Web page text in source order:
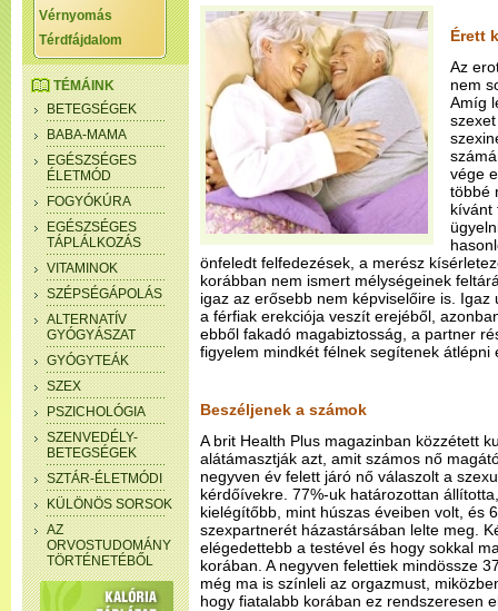
Vérnyomás
Térdfájdalom
TÉMÁINK
BETEGSÉGEK
BABA-MAMA
EGÉSZSÉGES
ÉLETMÓD
FOGYÓKÚRA
EGÉSZSÉGES
TÁPLÁLKOZÁS
VITAMINOK
SZÉPSÉGÁPOLÁS
ALTERNATÍV
GYÓGYÁSZAT
GYÓGYTEÁK
SZEX
PSZICHOLÓGIA
SZENVEDÉLY-
BETEGSÉGEK
SZTÁR-ÉLETMÓDI
KÜLÖNÖS SORSOK
AZ
ORVOSTUDOMÁNY
TÖRTÉNETÉBŐL
Érett
Az
nem
Amíg
vége
többé
kívánt
önfeledt felfedezések, a merész
korábban nem ismert mélységeinek
igaz az erősebb nem képviselőire is.
a férfiak erekciója veszít erejéből,
ebből fakadó magabiztosság, a partner
figyelem mindkét félnek segítenek átlépni
Beszéljenek a számok
A brit Health Plus magazinban közzétett
alátámasztják azt, amit számos nő
negyven év felett járó nő válaszolt a
kérdőívekre. 77%-uk határozottan
kielégítőbb, mint húszas éveiben volt, és
szexpartnerét házastársában lelte meg.
elégedettebb a testével és hogy sokkal
korában. A negyven felettiek mindössze
még ma is színleli az orgazmust,
hogy fiatalabb korában ez rendszeresen